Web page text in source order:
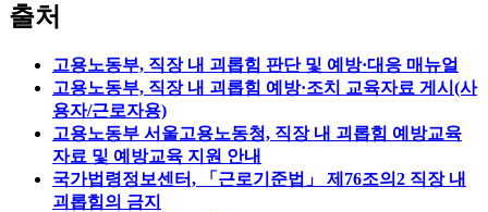
출처
고용노동부, 직장 내 괴롭힘 판단 및 예방·대응 매뉴얼
고용노동부, 직장 내 괴롭힘 예방·조치 교육자료 게시(사
용자/근로자용)
고용노동부 서울고용노동청, 직장 내 괴롭힘 예방교육
자료 및 예방교육 지원 안내
국가법령정보센터, 「근로기준법」 제76조의2 직장 내
괴롭힘의 금지